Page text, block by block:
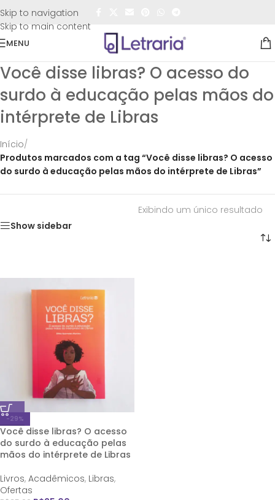
Skip to navigation
Skip to main content
FRETE GRÁTIS
MENU
Você disse libras? O acesso do
surdo à educação pelas mãos do
intérprete de Libras
Início/
Produtos marcados com a tag “Você disse libras? O acesso
do surdo à educação pelas mãos do intérprete de Libras”
Show sidebar
Exibindo um único resultado
-29%
Você disse libras? O acesso
do surdo à educação pelas
mãos do intérprete de Libras
Livros, Acadêmicos, Libras,
Ofertas